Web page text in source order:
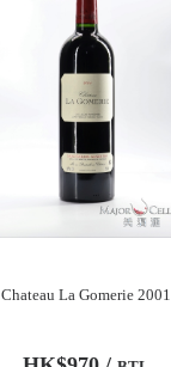
Chateau La Gomerie 2001